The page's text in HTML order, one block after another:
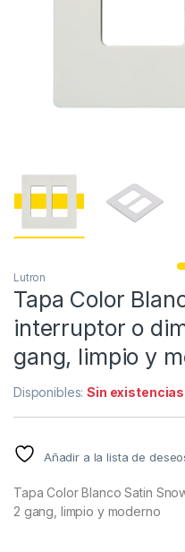
Lutron
Tapa Color
interruptor o
gang, limpio y
Disponibles:Sin existencias
Añadir a la lista de
Tapa Color Blanco Satin
2 gang, limpio y moderno